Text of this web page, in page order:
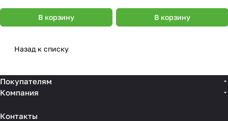
В корзину В корзину
Назад к списку
Покупателям
Компания
Контакты